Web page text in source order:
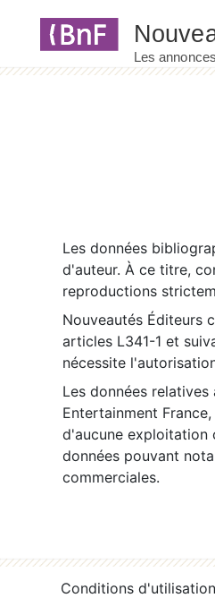
Les données
d'auteur. À ce titre,
reproductions
Nouveautés Éditeurs
articles L341-1 et
nécessite
Les données
Entertainment
d'aucune exploitation
données pouvant
commerciales.
Conditions d'utilisation